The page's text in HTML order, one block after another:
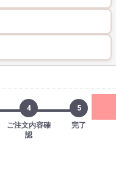
4
ご注文内容確
認
5
完了